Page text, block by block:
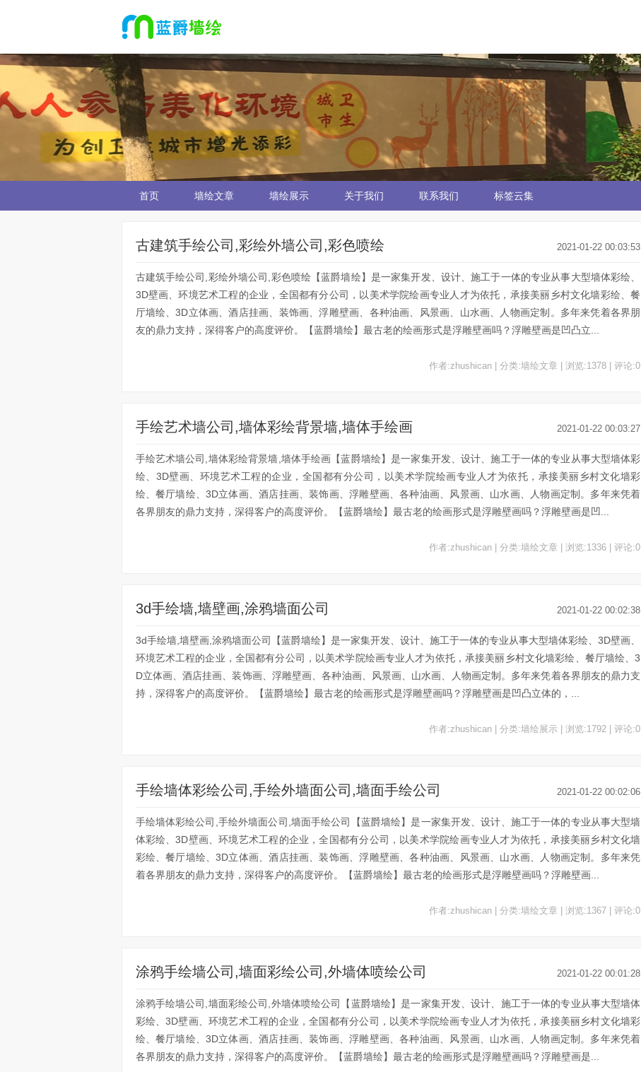
首页 墙绘文章 墙绘展示 关于我们 联系我们 标签云集
2021-01-22 00:03:53
古建筑手绘公司,彩绘外墙公司,彩色喷绘
古建筑手绘公司,彩绘外墙公司,彩色喷绘【蓝爵墙绘】是一家集开发、设计、施工于一体的专业从事大型墙体彩绘、
3D壁画、环境艺术工程的企业，全国都有分公司，以美术学院绘画专业人才为依托，承接美丽乡村文化墙彩绘、餐
厅墙绘、3D立体画、酒店挂画、装饰画、浮雕壁画、各种油画、风景画、山水画、人物画定制。多年来凭着各界朋
友的鼎力支持，深得客户的高度评价。【蓝爵墙绘】最古老的绘画形式是浮雕壁画吗？浮雕壁画是凹凸立...
作者:zhushican | 分类:墙绘文章 | 浏览:1378 | 评论:0
2021-01-22 00:03:27
手绘艺术墙公司,墙体彩绘背景墙,墙体手绘画
手绘艺术墙公司,墙体彩绘背景墙,墙体手绘画【蓝爵墙绘】是一家集开发、设计、施工于一体的专业从事大型墙体彩
绘、3D壁画、环境艺术工程的企业，全国都有分公司，以美术学院绘画专业人才为依托，承接美丽乡村文化墙彩
绘、餐厅墙绘、3D立体画、酒店挂画、装饰画、浮雕壁画、各种油画、风景画、山水画、人物画定制。多年来凭着
各界朋友的鼎力支持，深得客户的高度评价。【蓝爵墙绘】最古老的绘画形式是浮雕壁画吗？浮雕壁画是凹...
作者:zhushican | 分类:墙绘文章 | 浏览:1336 | 评论:0
2021-01-22 00:02:38
3d手绘墙,墙壁画,涂鸦墙面公司
3d手绘墙,墙壁画,涂鸦墙面公司【蓝爵墙绘】是一家集开发、设计、施工于一体的专业从事大型墙体彩绘、3D壁画、
环境艺术工程的企业，全国都有分公司，以美术学院绘画专业人才为依托，承接美丽乡村文化墙彩绘、餐厅墙绘、3
D立体画、酒店挂画、装饰画、浮雕壁画、各种油画、风景画、山水画、人物画定制。多年来凭着各界朋友的鼎力支
持，深得客户的高度评价。【蓝爵墙绘】最古老的绘画形式是浮雕壁画吗？浮雕壁画是凹凸立体的，...
作者:zhushican | 分类:墙绘展示 | 浏览:1792 | 评论:0
2021-01-22 00:02:06
手绘墙体彩绘公司,手绘外墙面公司,墙面手绘公司
手绘墙体彩绘公司,手绘外墙面公司,墙面手绘公司【蓝爵墙绘】是一家集开发、设计、施工于一体的专业从事大型墙
体彩绘、3D壁画、环境艺术工程的企业，全国都有分公司，以美术学院绘画专业人才为依托，承接美丽乡村文化墙
彩绘、餐厅墙绘、3D立体画、酒店挂画、装饰画、浮雕壁画、各种油画、风景画、山水画、人物画定制。多年来凭
着各界朋友的鼎力支持，深得客户的高度评价。【蓝爵墙绘】最古老的绘画形式是浮雕壁画吗？浮雕壁画...
作者:zhushican | 分类:墙绘文章 | 浏览:1367 | 评论:0
2021-01-22 00:01:28
涂鸦手绘墙公司,墙面彩绘公司,外墙体喷绘公司
涂鸦手绘墙公司,墙面彩绘公司,外墙体喷绘公司【蓝爵墙绘】是一家集开发、设计、施工于一体的专业从事大型墙体
彩绘、3D壁画、环境艺术工程的企业，全国都有分公司，以美术学院绘画专业人才为依托，承接美丽乡村文化墙彩
绘、餐厅墙绘、3D立体画、酒店挂画、装饰画、浮雕壁画、各种油画、风景画、山水画、人物画定制。多年来凭着
各界朋友的鼎力支持，深得客户的高度评价。【蓝爵墙绘】最古老的绘画形式是浮雕壁画吗？浮雕壁画是...